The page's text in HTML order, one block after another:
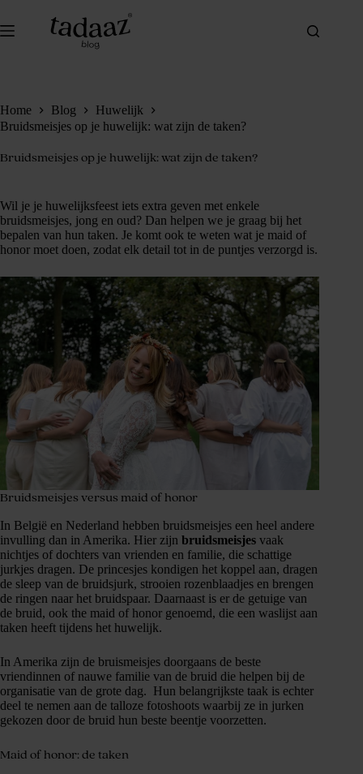
de
Home Blog
Huwelijk
Bruidsmeisjes op je huwelijk: wat zijn de taken?
Bruidsmeisjes op je huwelijk: wat zijn de taken?
Wil je je huwelijksfeest iets extra geven met enkele
bruidsmeisjes, jong en oud? Dan helpen we je graag bij het
bepalen van hun taken. Je komt ook te weten wat je maid of
honor moet doen, zodat elk detail tot in de puntjes verzorgd is.
Bruidsmeisjes versus maid of honor
In België en Nederland hebben bruidsmeisjes een heel andere
invulling dan in Amerika. Hier zijn bruidsmeisjes vaak
nichtjes of dochters van vrienden en familie, die schattige
jurkjes dragen. De princesjes kondigen het koppel aan, dragen
de sleep van de bruidsjurk, strooien rozenblaadjes en brengen
de ringen naar het bruidspaar. Daarnaast is er de getuige van
de bruid, ook the maid of honor genoemd, die een waslijst aan
taken heeft tijdens het huwelijk.
In Amerika zijn de bruismeisjes doorgaans de beste
vriendinnen of nauwe familie van de bruid die helpen bij de
organisatie van de grote dag. Hun belangrijkste taak is echter
deel te nemen aan de talloze fotoshoots waarbij ze in jurken
gekozen door de bruid hun beste beentje voorzetten.
Maid of honor: de taken